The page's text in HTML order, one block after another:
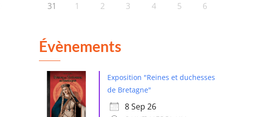
31 1 2 3 4 5 6
Évènements
Exposition "Reines et duchesses
de Bretagne"
8 Sep 26